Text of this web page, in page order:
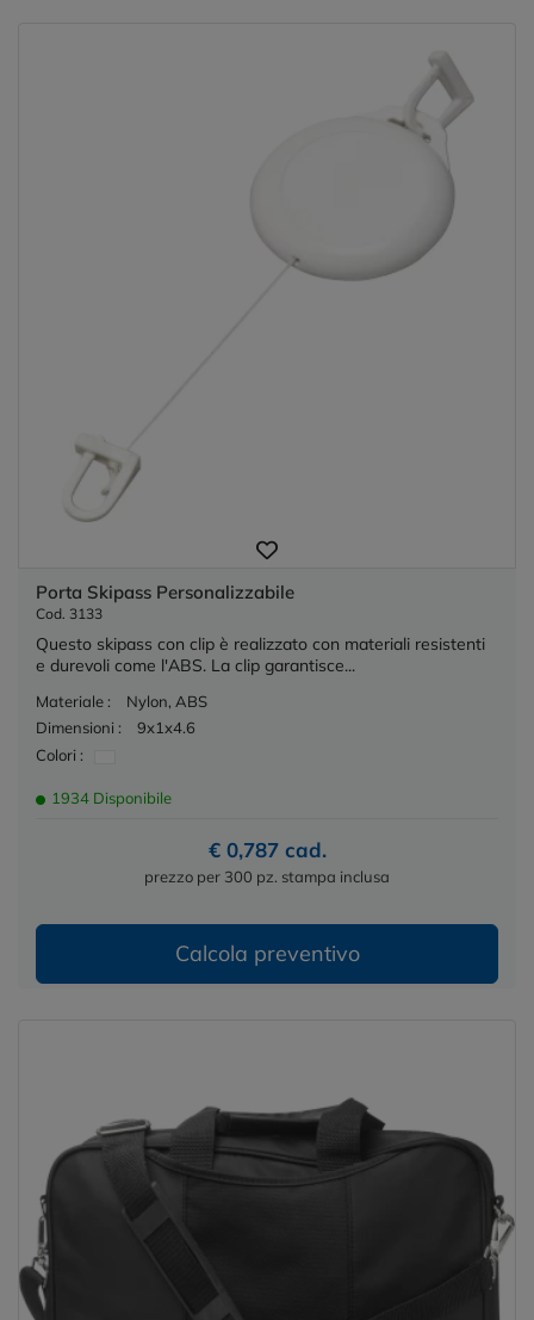
Porta Skipass Personalizzabile
Cod. 3133
Questo skipass con clip è realizzato con materiali resistenti
e durevoli come l'ABS. La clip garantisce...
Materiale :
Nylon, ABS
Dimensioni :
9x1x4.6
Colori :
1934 Disponibile
€ 0,787 cad.
prezzo per 300 pz. stampa inclusa
Calcola preventivo